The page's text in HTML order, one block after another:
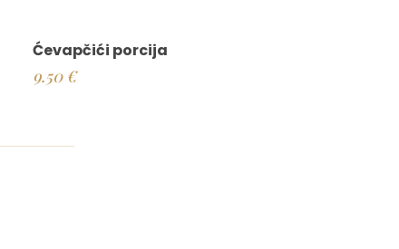
Ćevapčići porcija
9.50 €